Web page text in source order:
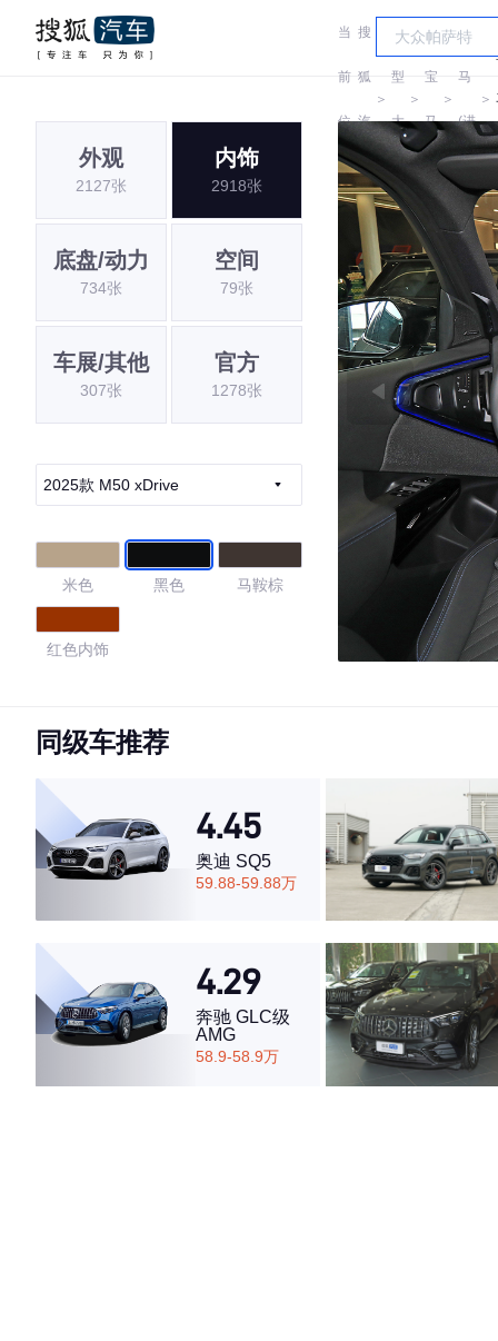
当
前
位
置:
搜
狐
汽
车
＞
车
型
大
全
＞
宝
马
＞
宝
马
(进
口)
＞
外观
2127张
内饰
2918张
底盘/动力
734张
空间
79张
车展/其他
307张
官方
1278张
2025款 M50 xDrive
米色 黑色 马鞍棕
红色内饰
4.42
·外观表现一般，低于62%同级车
·内饰表现一般，低于86%同级车
·空间表现一般，低于71%同级车
同级车推荐
4.45
奥迪 SQ5
59.88-59.88万
4.29
奔驰 GLC级
AMG
58.9-58.9万